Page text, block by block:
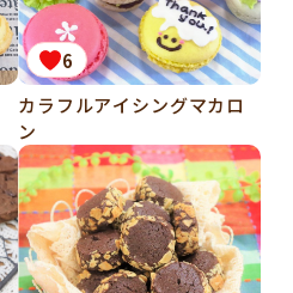
6
カラフルアイシングマカロ
ン